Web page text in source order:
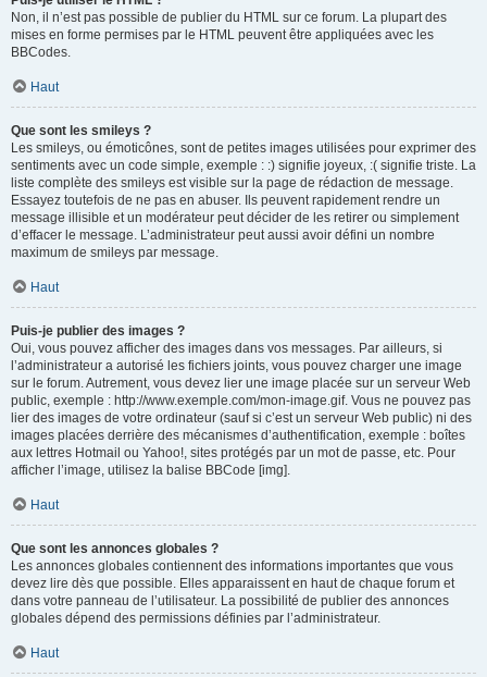
Non, il n’est pas possible de publier du HTML sur ce forum. La plupart des
mises en forme permises par le HTML peuvent être appliquées avec les
BBCodes.
Haut
Que sont les smileys ?
Les smileys, ou émoticônes, sont de petites images utilisées pour exprimer des
sentiments avec un code simple, exemple : :) signifie joyeux, :( signifie triste. La
liste complète des smileys est visible sur la page de rédaction de message.
Essayez toutefois de ne pas en abuser. Ils peuvent rapidement rendre un
message illisible et un modérateur peut décider de les retirer ou simplement
d’effacer le message. L’administrateur peut aussi avoir défini un nombre
maximum de smileys par message.
Haut
Puis-je publier des images ?
Oui, vous pouvez afficher des images dans vos messages. Par ailleurs, si
l’administrateur a autorisé les fichiers joints, vous pouvez charger une image
sur le forum. Autrement, vous devez lier une image placée sur un serveur Web
public, exemple : http://www.exemple.com/mon-image.gif. Vous ne pouvez pas
lier des images de votre ordinateur (sauf si c’est un serveur Web public) ni des
images placées derrière des mécanismes d’authentification, exemple : boîtes
aux lettres Hotmail ou Yahoo!, sites protégés par un mot de passe, etc. Pour
afficher l’image, utilisez la balise BBCode [img].
Haut
Que sont les annonces globales ?
Les annonces globales contiennent des informations importantes que vous
devez lire dès que possible. Elles apparaissent en haut de chaque forum et
dans votre panneau de l’utilisateur. La possibilité de publier des annonces
globales dépend des permissions définies par l’administrateur.
Haut